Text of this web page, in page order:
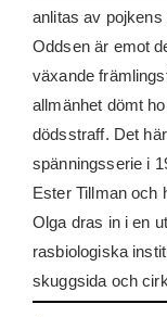
anlitas av
Oddsen är emot
växande
allmänhet dömt
dödsstraff. Det
spänningsserie i
Ester Tillman och
Olga dras in i en
rasbiologiska
skuggsida och